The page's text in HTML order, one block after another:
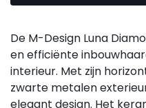
De M-Design Luna
en efficiënte
interieur. Met zijn
zwarte metalen
elegant design. Het